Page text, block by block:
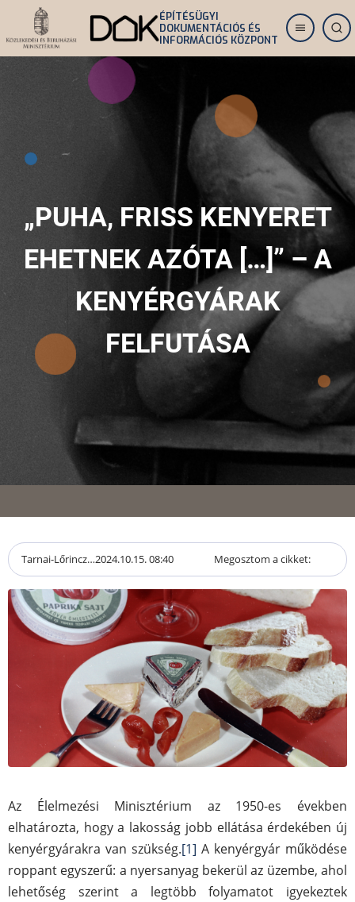
Ugrás
tartalomra
ÉPÍTÉSÜGYI
DOKUMENTÁCIÓS ÉS
INFORMÁCIÓS KÖZPONT
„PUHA, FRISS KENYERET
EHETNEK AZÓTA […]” – A
KENYÉRGYÁRAK
FELFUTÁSA
Tarnai-Lőrincz…2024.10.15. 08:40 Megosztom a cikket:
Az Élelmezési Minisztérium az 1950-es években
elhatározta, hogy a lakosság jobb ellátása érdekében új
kenyérgyárakra van szükség.[1] A kenyérgyár működése
roppant egyszerű: a nyersanyag bekerül az üzembe, ahol
lehetőség szerint a legtöbb folyamatot igyekeztek